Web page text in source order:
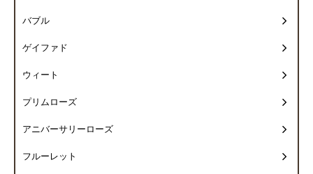
バブル
ゲイファド
ウィート
プリムローズ
アニバーサリーローズ
フルーレット